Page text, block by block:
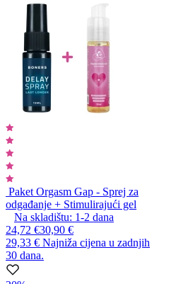
Paket Orgasm Gap - Sprej za
odgađanje + Stimulirajući gel
Na skladištu: 1-2 dana
24,72 €30,90 €
29,33 € Najniža cijena u zadnjih
30 dana.